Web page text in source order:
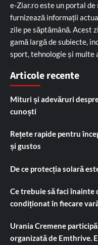
e-Ziar.ro este un portal
furnizează informații
zile pe săptămână. Acest
gamă largă de subiecte,
sport, tehnologie și multe
Articole recente
Mituri și adevăruri
cunoști
Rețete rapide pentru
și gustos
De ce protecția solară
Ce trebuie să faci
condiționat în fiecare
Urania Cremene
organizată de Emthrive.